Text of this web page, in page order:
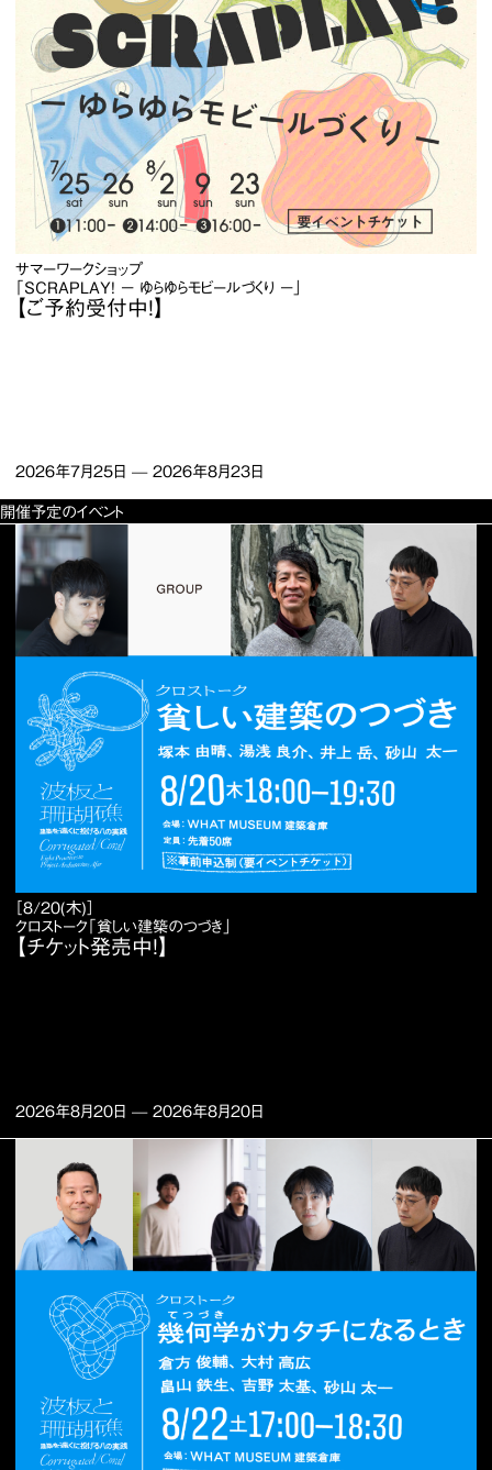
サマーワークショップ
「SCRAPLAY! − ゆらゆらモビールづくり −」
【ご予約受付中！】
2026年7月25日 — 2026年8月23日
開催予定のイベント
［8/20(木)］
クロストーク「貧しい建築のつづき」
【チケット発売中！】
2026年8月20日 — 2026年8月20日